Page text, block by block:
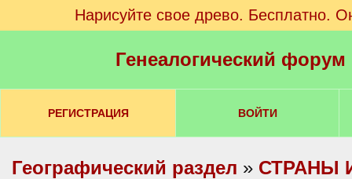
Нарисуйте свое древо. Бесплатно.
Генеалогический
РЕГИСТРАЦИЯ ВОЙТИ
Географический раздел » СТРАНЫ